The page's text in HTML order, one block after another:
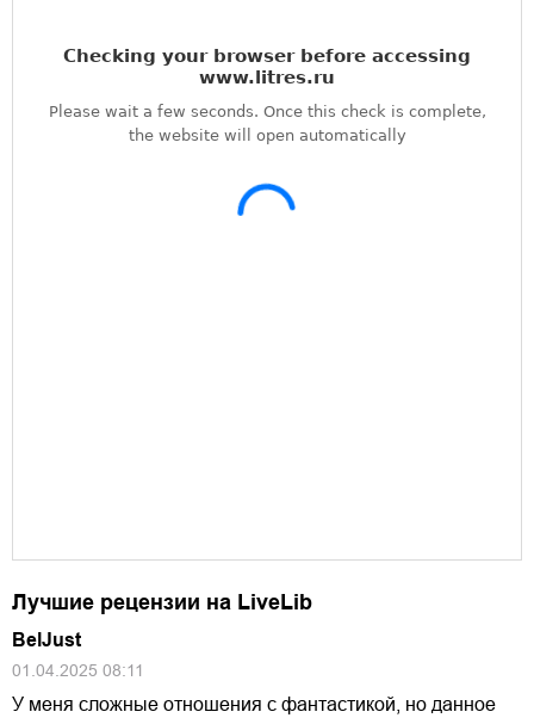
Лучшие рецензии на LiveLib
BelJust
01.04.2025 08:11
У меня сложные отношения с фантастикой, но данное